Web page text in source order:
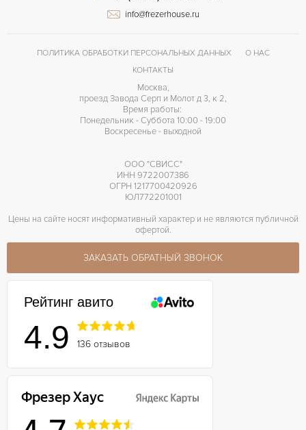
info@frezerhouse.ru
ПОЛИТИКА ОБРАБОТКИ ПЕРСОНАЛЬНЫХ ДАННЫХ
О НАС
КОНТАКТЫ
Москва,
проезд Завода Серп и Молот д 3, к 2,
Время работы:
Понедельник - Суббота 10:00 - 19:00
Воскресенье - выходной
ООО "СВИСС"
ИНН 9722007386
ОГРН 1217700420926
ЮЛ772201001
Цены на сайте носят информативный характер и не являются публичной
офертой.
ЗАКАЗАТЬ ОБРАТНЫЙ ЗВОНОК
Рейтинг авито
4.9 136 отзывов